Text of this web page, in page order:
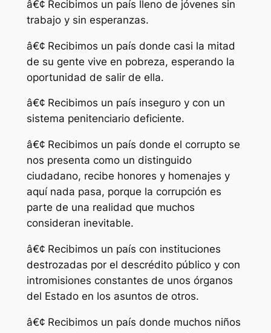
â€¢ Recibimos un país lleno de jóvenes sin
trabajo y sin esperanzas.
â€¢ Recibimos un país donde casi la mitad
de su gente vive en pobreza, esperando la
oportunidad de salir de ella.
â€¢ Recibimos un país inseguro y con un
sistema penitenciario deficiente.
â€¢ Recibimos un país donde el corrupto se
nos presenta como un distinguido
ciudadano, recibe honores y homenajes y
aquí nada pasa, porque la corrupción es
parte de una realidad que muchos
consideran inevitable.
â€¢ Recibimos un país con instituciones
destrozadas por el descrédito público y con
intromisiones constantes de unos órganos
del Estado en los asuntos de otros.
â€¢ Recibimos un país donde muchos niños